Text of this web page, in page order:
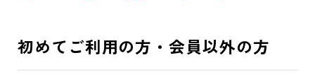
初めてご利用の方・会員以外の方